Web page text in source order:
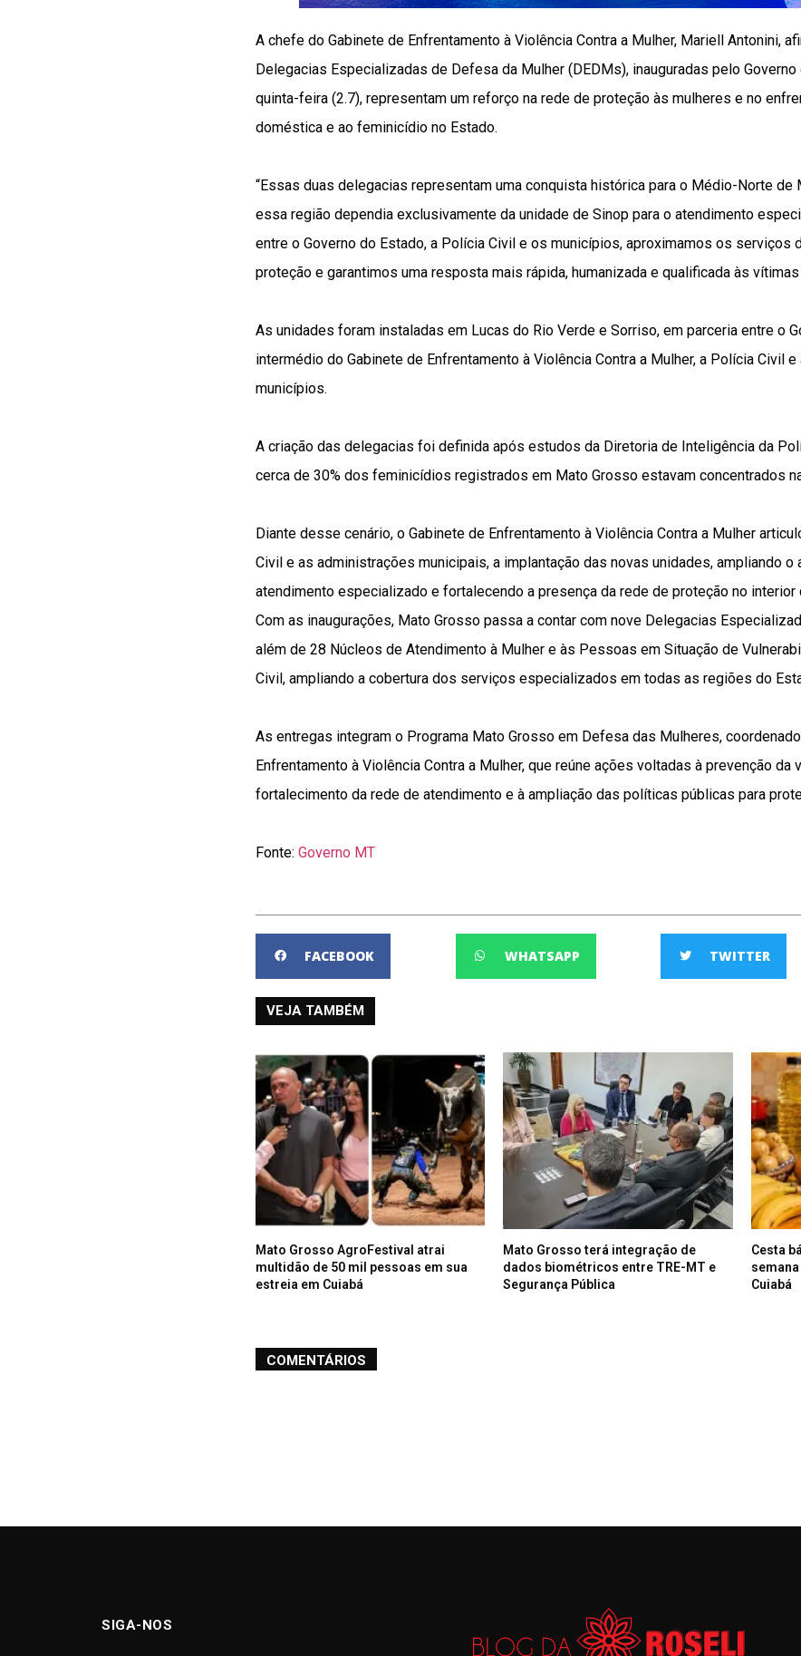
A chefe do Gabinete de Enfrentamento à Violência Contra a Mulher, Mariell Antonini,
Delegacias Especializadas de Defesa da Mulher (DEDMs), inauguradas pelo
quinta-feira (2.7), representam um reforço na rede de proteção às mulheres e no
doméstica e ao feminicídio no Estado.
“Essas duas delegacias representam uma conquista histórica para o Médio-Norte de
essa região dependia exclusivamente da unidade de Sinop para o atendimento
entre o Governo do Estado, a Polícia Civil e os municípios, aproximamos os serviços
proteção e garantimos uma resposta mais rápida, humanizada e qualificada às vítimas
As unidades foram instaladas em Lucas do Rio Verde e Sorriso, em parceria entre o
intermédio do Gabinete de Enfrentamento à Violência Contra a Mulher, a Polícia Civil
municípios.
A criação das delegacias foi definida após estudos da Diretoria de Inteligência da
cerca de 30% dos feminicídios registrados em Mato Grosso estavam concentrados
Diante desse cenário, o Gabinete de Enfrentamento à Violência Contra a Mulher
Civil e as administrações municipais, a implantação das novas unidades, ampliando
atendimento especializado e fortalecendo a presença da rede de proteção no interior
Com as inaugurações, Mato Grosso passa a contar com nove Delegacias
além de 28 Núcleos de Atendimento à Mulher e às Pessoas em Situação de
Civil, ampliando a cobertura dos serviços especializados em todas as regiões do
As entregas integram o Programa Mato Grosso em Defesa das Mulheres,
Enfrentamento à Violência Contra a Mulher, que reúne ações voltadas à prevenção da
fortalecimento da rede de atendimento e à ampliação das políticas públicas para
Fonte: Governo MT
FACEBOOK WHATSAPP TWITTER
VEJA TAMBÉM
Mato Grosso AgroFestival atrai
multidão de 50 mil pessoas em sua
estreia em Cuiabá
Mato Grosso terá integração de
dados biométricos entre TRE-MT e
Segurança Pública
Cesta
Cuiabá
COMENTÁRIOS
SIGA-NOS